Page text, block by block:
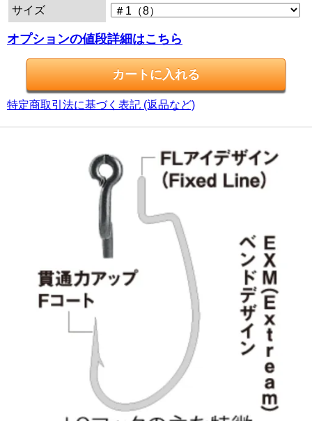
サイズ
オプションの値段詳細はこちら
特定商取引法に基づく表記 (返品など)